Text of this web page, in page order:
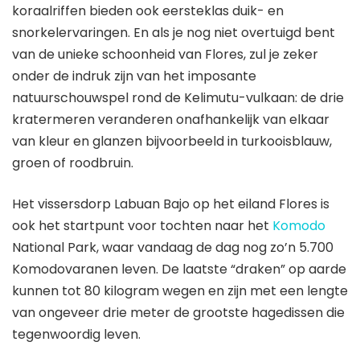
koraalriffen bieden ook eersteklas duik- en
snorkelervaringen. En als je nog niet overtuigd bent
van de unieke schoonheid van Flores, zul je zeker
onder de indruk zijn van het imposante
natuurschouwspel rond de Kelimutu-vulkaan: de drie
kratermeren veranderen onafhankelijk van elkaar
van kleur en glanzen bijvoorbeeld in turkooisblauw,
groen of roodbruin.
Het vissersdorp Labuan Bajo op het eiland Flores is
ook het startpunt voor tochten naar het Komodo
National Park, waar vandaag de dag nog zo’n 5.700
Komodovaranen leven. De laatste “draken” op aarde
kunnen tot 80 kilogram wegen en zijn met een lengte
van ongeveer drie meter de grootste hagedissen die
tegenwoordig leven.